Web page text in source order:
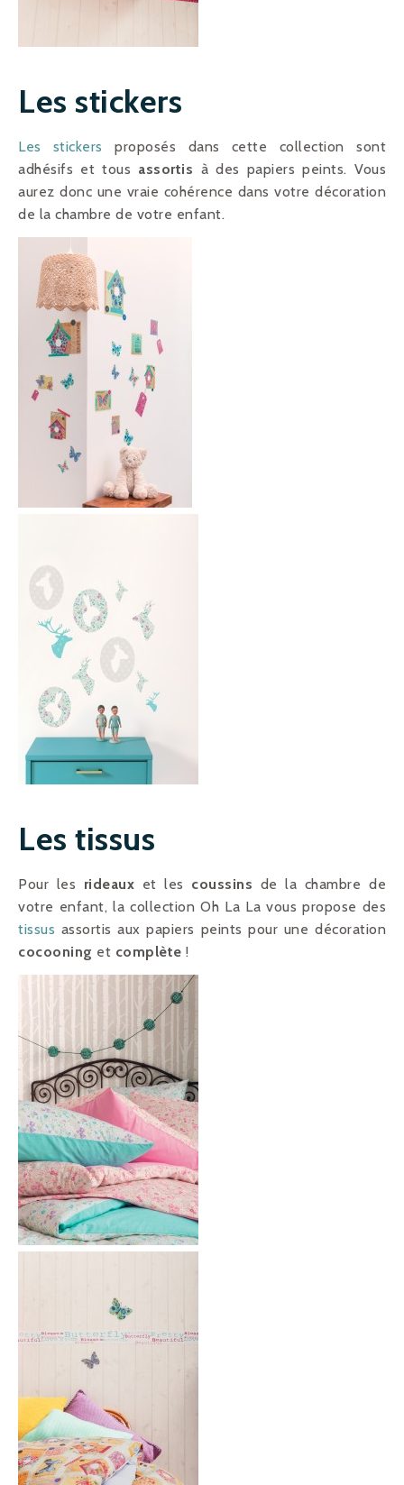
Les stickers
Les stickers proposés dans cette collection sont
adhésifs et tous assortis à des papiers peints. Vous
aurez donc une vraie cohérence dans votre décoration
de la chambre de votre enfant.
Les tissus
Pour les rideaux et les coussins de la chambre de
votre enfant, la collection Oh La La vous propose des
tissus assortis aux papiers peints pour une décoration
cocooning et complète !